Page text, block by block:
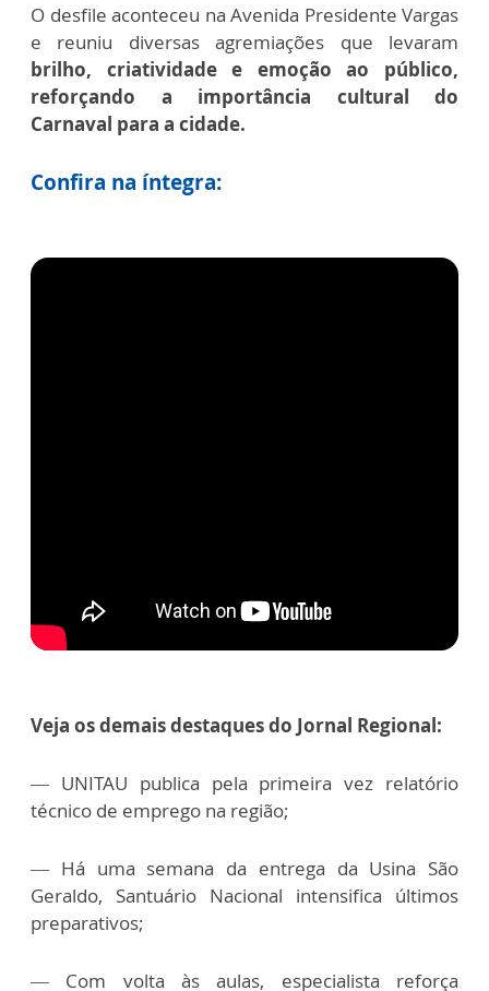
O desfile aconteceu na Avenida Presidente Vargas
e reuniu diversas agremiações que levaram
brilho, criatividade e emoção ao público,
reforçando a importância cultural do
Carnaval para a cidade.
Confira na íntegra:
Veja os demais destaques do Jornal Regional:
— UNITAU publica pela primeira vez relatório
técnico de emprego na região;
— Há uma semana da entrega da Usina São
Geraldo, Santuário Nacional intensifica últimos
preparativos;
— Com volta às aulas, especialista reforça